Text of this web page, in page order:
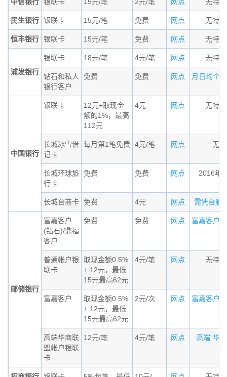
中信银行 银联卡 15元/笔 2元/笔 网点 无特
民生银行 银联卡 15元/笔 免费 网点 无特
恒丰银行 银联卡 15元/笔 免费 网点 无特
浦发银行
银联卡 18元/笔 4元/笔 网点 无特
钻石和私人
银行客户
免费 免费 网点 月日均个
中国银行
银联卡
12元+取现金
额的1%，最高
112元
4元 网点 无特
长城冰雪借
记卡
每月第1笔免费 4元/笔 网点 无
长城环球旅
行卡
免费 免费 网点 2016年
长城台商卡 免费 4元 网点 需凭台胞
邮储银行
富嘉客户
(钻石)/鼎福
客户
免费 免费 网点 富嘉客户
普通帐户银
联卡
取现金额0.5%
+ 12元，最低
15元最高62元
4元/笔 网点 无特
富嘉客户
取现金额0.5%
+ 12元，最低
15元最高62元
2元/次 网点 富嘉客户
高端华商联
盟帐户银联
卡
12元/笔 4元/笔 网点 高端“华